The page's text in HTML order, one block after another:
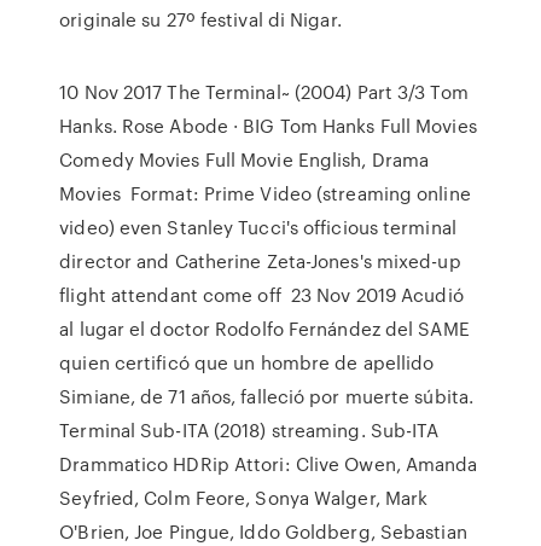
originale su 27º festival di Nigar.
10 Nov 2017 The Terminal~ (2004) Part 3/3 Tom
Hanks. Rose Abode · BIG Tom Hanks Full Movies
Comedy Movies Full Movie English, Drama
Movies Format: Prime Video (streaming online
video) even Stanley Tucci's officious terminal
director and Catherine Zeta-Jones's mixed-up
flight attendant come off 23 Nov 2019 Acudió
al lugar el doctor Rodolfo Fernández del SAME
quien certificó que un hombre de apellido
Simiane, de 71 años, falleció por muerte súbita.
Terminal Sub-ITA (2018) streaming. Sub-ITA
Drammatico HDRip Attori: Clive Owen, Amanda
Seyfried, Colm Feore, Sonya Walger, Mark
O'Brien, Joe Pingue, Iddo Goldberg, Sebastian